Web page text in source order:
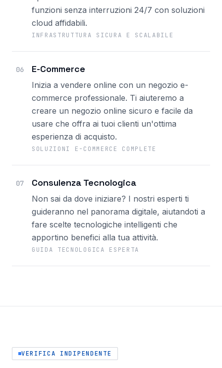
funzioni senza interruzioni 24/7 con soluzioni
cloud affidabili.
INFRASTRUTTURA SICURA E SCALABILE
06 E-Commerce
Inizia a vendere online con un negozio e-
commerce professionale. Ti aiuteremo a
creare un negozio online sicuro e facile da
usare che offra ai tuoi clienti un'ottima
esperienza di acquisto.
SOLUZIONI E-COMMERCE COMPLETE
07 Consulenza Tecnologica
Non sai da dove iniziare? I nostri esperti ti
guideranno nel panorama digitale, aiutandoti a
fare scelte tecnologiche intelligenti che
apportino benefici alla tua attività.
GUIDA TECNOLOGICA ESPERTA
VERIFICA INDIPENDENTE